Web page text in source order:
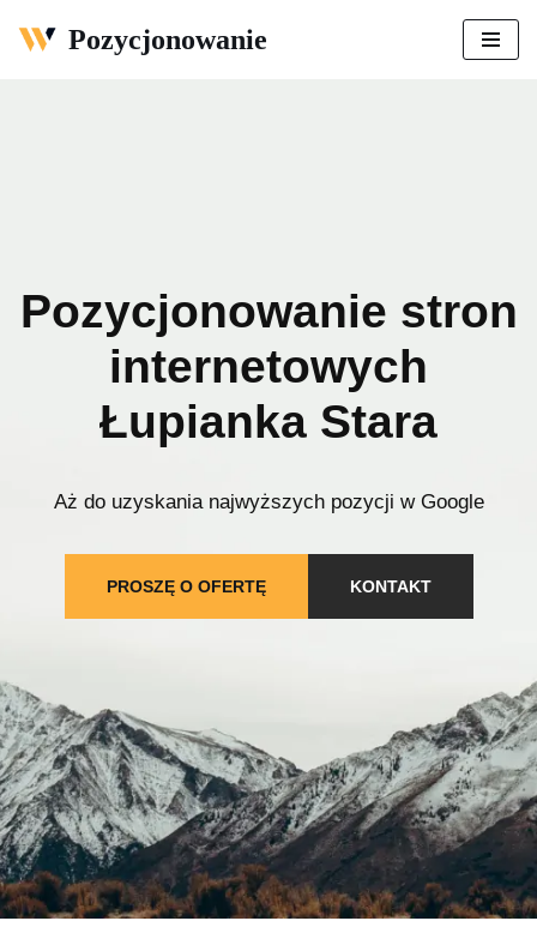
Pozycjonowanie
Pozycjonowanie stron
internetowych
Łupianka Stara
Aż do uzyskania najwyższych pozycji w Google
PROSZĘ O OFERTĘ KONTAKT